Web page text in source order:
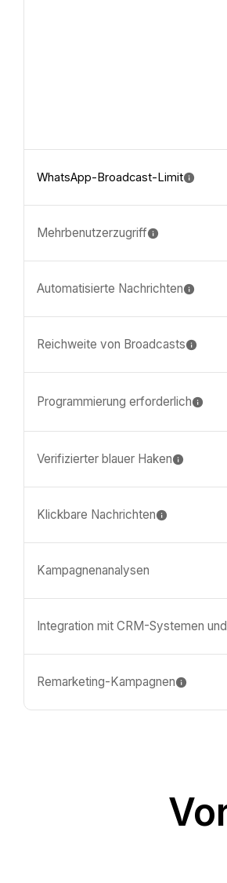
WhatsApp-Broadcast-Limit
Mehrbenutzerzugriff
Automatisierte Nachrichten
Reichweite von Broadcasts
Programmierung erforderlich
Verifizierter blauer Haken
Klickbare Nachrichten
Kampagnenanalysen
Integration mit CRM-Systemen
Remarketing-Kampagnen